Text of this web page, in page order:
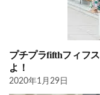
プチプラfifthフィフ
よ！
2020年1月29日